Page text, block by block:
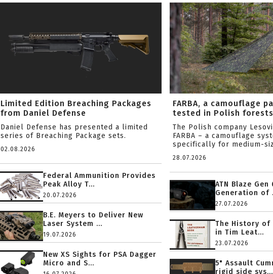
Limited Edition Breaching Packages
from Daniel Defense
Daniel Defense has presented a limited
series of Breaching Package sets.
02.08.2026
Federal Ammunition Provides
Peak Alloy T...
20.07.2026
B.E. Meyers to Deliver New
Laser System ...
19.07.2026
New XS Sights for PSA Dagger
Micro and S...
FARBA, a camouflage
tested in Polish forests
The Polish company
FARBA – a camouflage
specifically for medium-
28.07.2026
ATN Blaze Gen
Generation of
27.07.2026
The History
in Tim Leat...
23.07.2026
5" Assault
rigid side sys...